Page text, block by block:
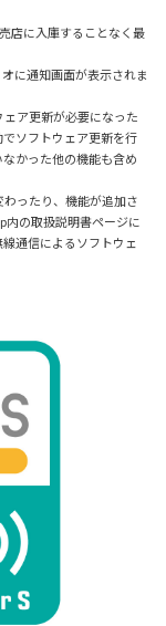
店に入庫することなく最
に通知画面が表示されま
ア更新が必要になった
ソフトウェア更新を行
かった他の機能も含め
ったり、機能が追加さ
の取扱説明書ページに
通信によるソフトウェ